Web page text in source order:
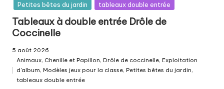
Petites bêtes du jardin
tableaux double entrée
Tableaux à double entrée Drôle de
Coccinelle
5 août 2026
Animaux, Chenille et Papillon,Drôle de coccinelle,Exploitation
d'album,Modèles jeux pour la classe,Petites bêtes du jardin,
tableaux double entrée